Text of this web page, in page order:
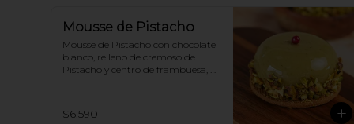
Mousse de Pistacho
Mousse de Pistacho con chocolate
blanco, relleno de cremoso de
Pistacho y centro de frambuesa,
$6.590